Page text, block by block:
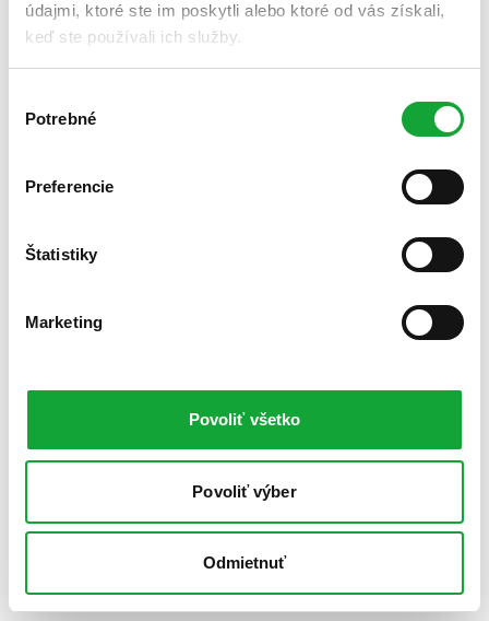
údajmi, ktoré ste im poskytli alebo ktoré od vás získali,
keď ste používali ich služby.
súhlasu
Potrebné
Preferencie
Štatistiky
Marketing
Povoliť všetko
Povoliť výber
Odmietnuť